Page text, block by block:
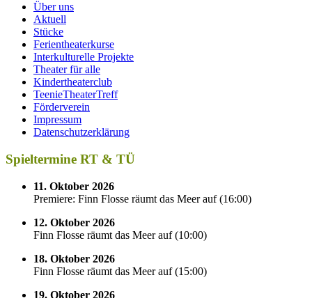
Über uns
Aktuell
Stücke
Ferientheaterkurse
Interkulturelle Projekte
Theater für alle
Kindertheaterclub
TeenieTheaterTreff
Förderverein
Impressum
Datenschutzerklärung
Spieltermine RT & TÜ
11. Oktober 2026
Premiere: Finn Flosse räumt das Meer auf(16:00)
12. Oktober 2026
Finn Flosse räumt das Meer auf(10:00)
18. Oktober 2026
Finn Flosse räumt das Meer auf(15:00)
19. Oktober 2026